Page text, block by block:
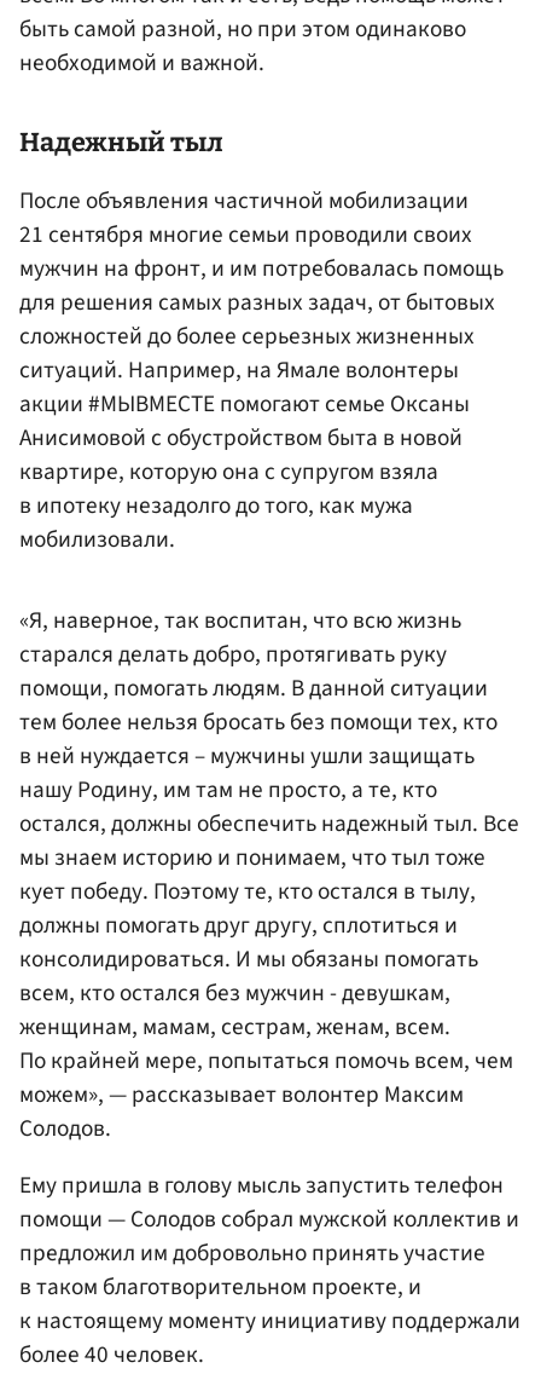
быть самой разной, но при этом одинаково
необходимой и важной.
Надежный тыл
После объявления частичной мобилизации
21 сентября многие семьи проводили своих
мужчин на фронт, и им потребовалась помощь
для решения самых разных задач, от бытовых
сложностей до более серьезных жизненных
ситуаций. Например, на Ямале волонтеры
акции #МЫВМЕСТЕ помогают семье Оксаны
Анисимовой с обустройством быта в новой
квартире, которую она с супругом взяла
в ипотеку незадолго до того, как мужа
мобилизовали.
«Я, наверное, так воспитан, что всю жизнь
старался делать добро, протягивать руку
помощи, помогать людям. В данной ситуации
тем более нельзя бросать без помощи тех, кто
в ней нуждается – мужчины ушли защищать
нашу Родину, им там не просто, а те, кто
остался, должны обеспечить надежный тыл. Все
мы знаем историю и понимаем, что тыл тоже
кует победу. Поэтому те, кто остался в тылу,
должны помогать друг другу, сплотиться и
консолидироваться. И мы обязаны помогать
всем, кто остался без мужчин - девушкам,
женщинам, мамам, сестрам, женам, всем.
По крайней мере, попытаться помочь всем, чем
можем», — рассказывает волонтер Максим
Солодов.
Ему пришла в голову мысль запустить телефон
помощи — Солодов собрал мужской коллектив и
предложил им добровольно принять участие
в таком благотворительном проекте, и
к настоящему моменту инициативу поддержали
более 40 человек.